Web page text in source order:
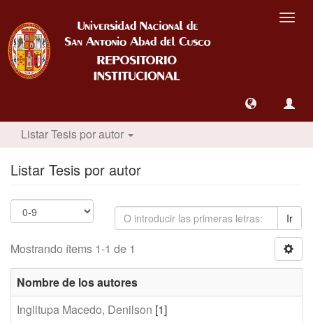
Listar Tesis por autor
Listar Tesis por autor
Ir
Mostrando ítems 1-1 de 1
Nombre de los autores
Ingiltupa Macedo, Denilson [1]